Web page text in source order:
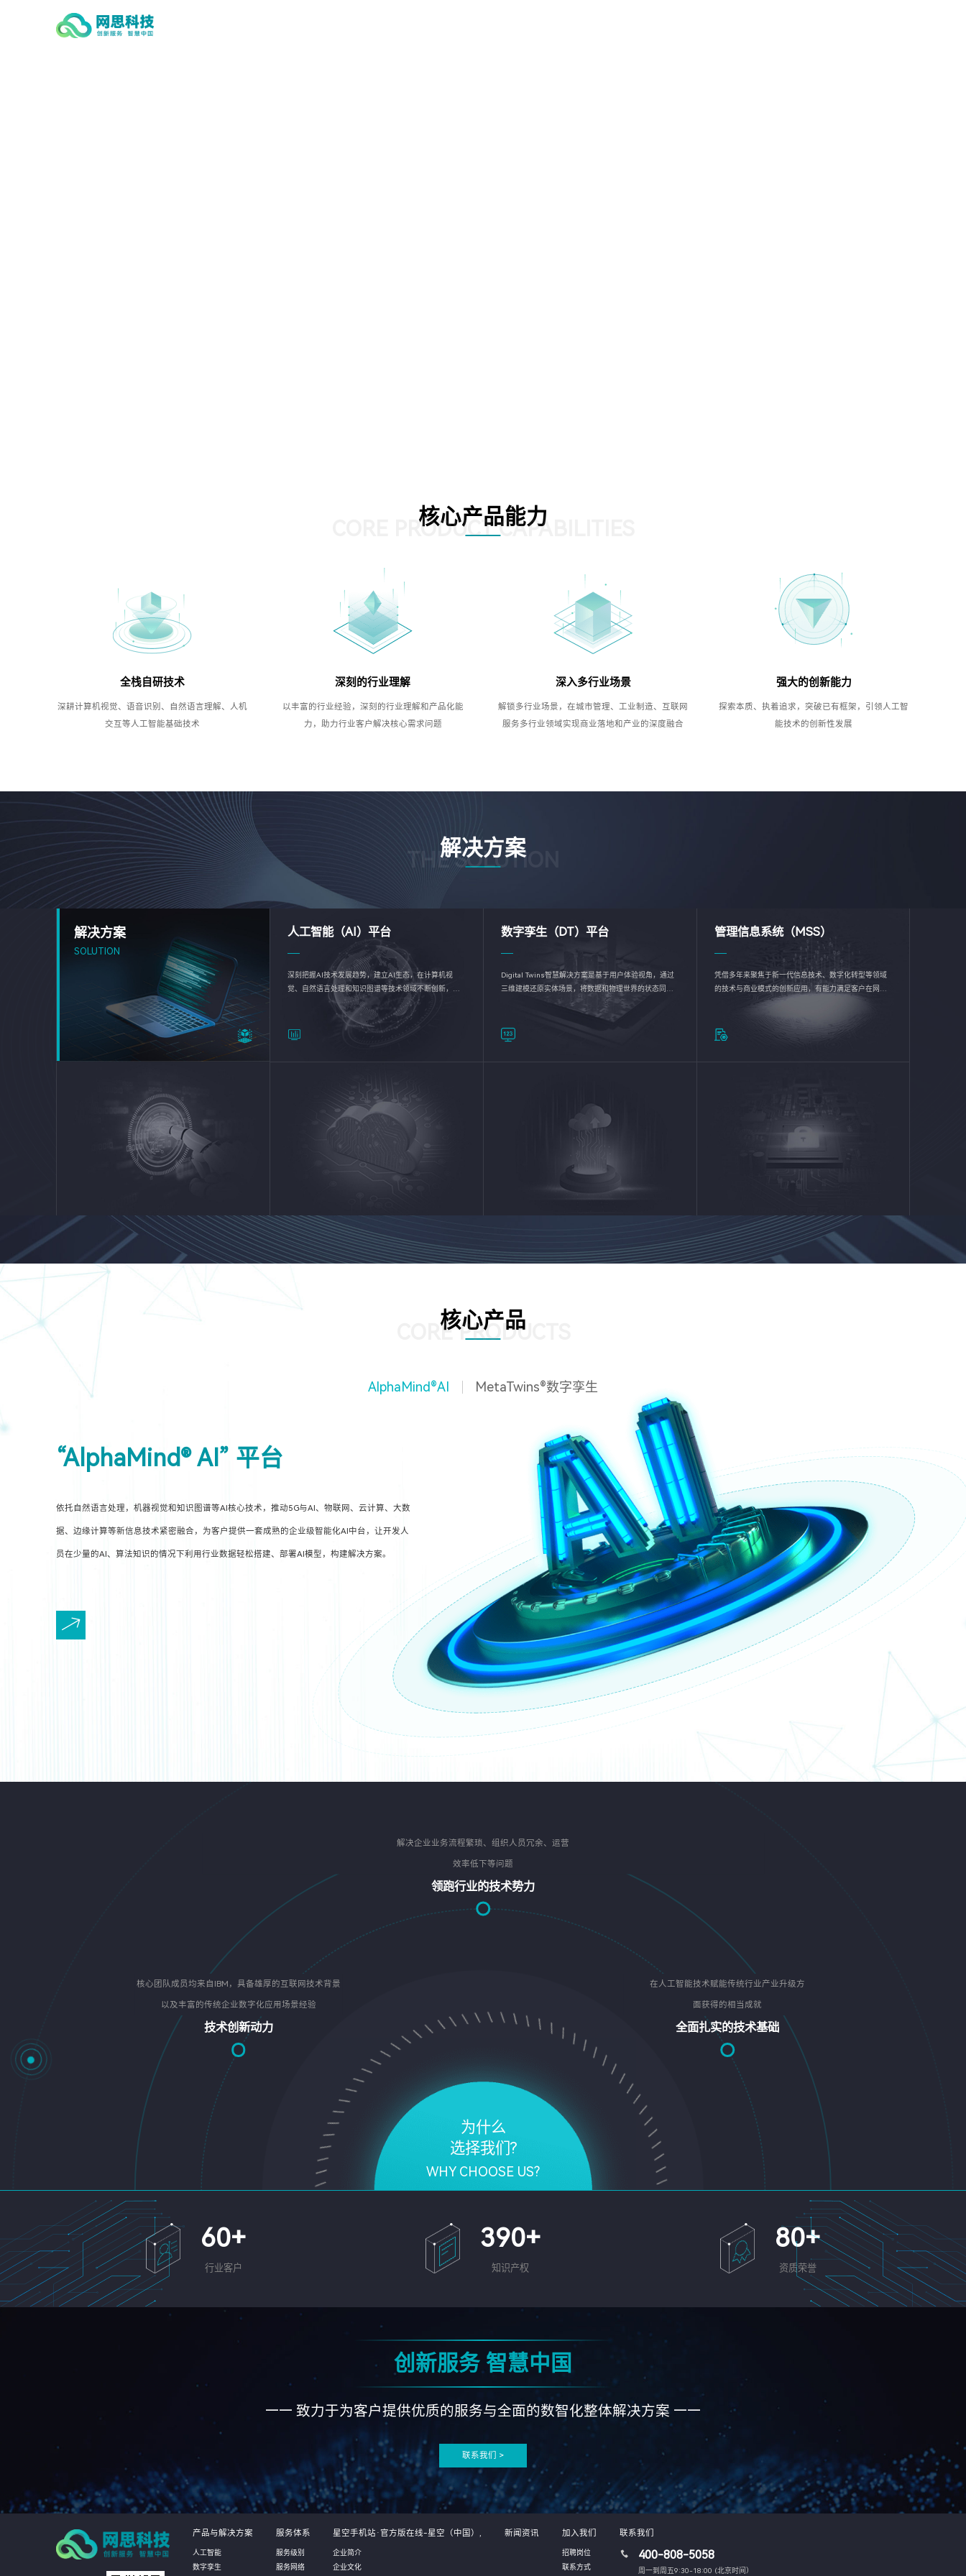
核心产品能力
CORE PRODUCT CAPABILITIES
全栈自研技术
深耕计算机视觉、语音识别、自然语言理解、人机
交互等人工智能基础技术
深刻的行业理解
以丰富的行业经验，深刻的行业理解和产品化能
力，助力行业客户解决核心需求问题
深入多行业场景
解锁多行业场景，在城市管理、工业制造、互联网
服务多行业领域实现商业落地和产业的深度融合
强大的创新能力
探索本质、执着追求，突破已有框架，引领人工智
能技术的创新性发展
解决方案
THE SOLUTION
解决方案
SOLUTION
人工智能（AI）平台
深刻把握AI技术发展趋势，建立AI生态，在计算机视
觉、自然语言处理和知识图谱等技术领域不断创新，持
续优化企业数智化转型加速器—AlphaMind®AI能力开放
数字孪生（DT）平台
Digital Twins智慧解决方案是基于用户体验视角，通过
三维建模还原实体场景，将数据和物理世界的状态同步
呈现，使用户对关键数据有更直观的感受，推动各行业
完成智能化转型，实现新旧动能的转换
管理信息系统（MSS）
凭借多年来聚焦于新一代信息技术、数字化转型等领域
的技术与商业模式的创新应用，有能力满足客户在网络
优化、运营维护和信息安全防护等方面的需求，为客户
核心产品
CORE PRODUCTS
AlphaMind®AI MetaTwins®数字孪生
“AlphaMind® AI” 平台
依托自然语言处理，机器视觉和知识图谱等AI核心技术，推动5G与AI、物联网、云计算、大数
据、边缘计算等新信息技术紧密融合，为客户提供一套成熟的企业级智能化AI中台，让开发人
员在少量的AI、算法知识的情况下利用行业数据轻松搭建、部署AI模型，构建解决方案。
为什么
选择我们?
WHY CHOOSE US?
核心团队成员均来自IBM，具备雄厚的互联网技术背景
以及丰富的传统企业数字化应用场景经验
技术创新动力
解决企业业务流程繁琐、组织人员冗余、运营
效率低下等问题
领跑行业的技术势力
在人工智能技术赋能传统行业产业升级方
面获得的相当成就
全面扎实的技术基础
60+
行业客户
390+
知识产权
80+
资质荣誉
创新服务 智慧中国
—— 致力于为客户提供优质的服务与全面的数智化整体解决方案 ——
联系我们 >
产品与解决方案
人工智能
数字孪生
服务体系
服务级别
服务网络
星空手机站·官方版在线-星空（中国）,
企业简介
企业文化
新闻资讯 加入我们
招聘岗位
联系方式
联系我们
400-808-5058
周一到周五9:30-18:00 (北京时间）